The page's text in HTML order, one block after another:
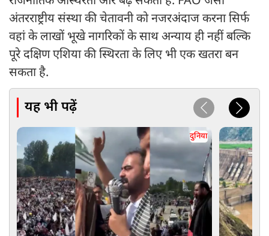
अंतरराष्ट्रीय संस्था की चेतावनी को नजरअंदाज करना सिर्फ
वहां के लाखों भूखे नागरिकों के साथ अन्याय ही नहीं बल्कि
पूरे दक्षिण एशिया की स्थिरता के लिए भी एक खतरा बन
सकता है.
यह भी पढ़ें
दुनिया